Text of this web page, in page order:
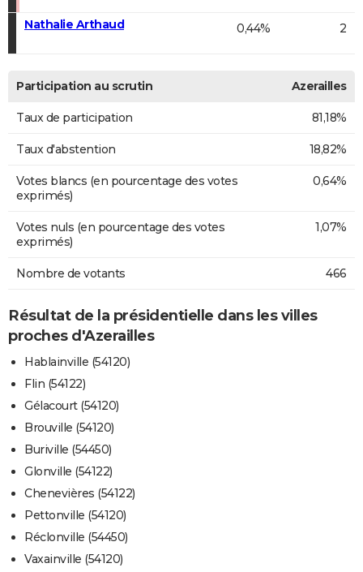
Nathalie Arthaud 0,44% 2
Participation au scrutin Azerailles
Taux de participation 81,18%
Taux d'abstention 18,82%
Votes blancs (en pourcentage des votes
exprimés)
0,64%
Votes nuls (en pourcentage des votes
exprimés)
1,07%
Nombre de votants 466
Résultat de la présidentielle dans les villes
proches d'Azerailles
Hablainville (54120)
Flin (54122)
Gélacourt (54120)
Brouville (54120)
Buriville (54450)
Glonville (54122)
Chenevières (54122)
Pettonville (54120)
Réclonville (54450)
Vaxainville (54120)